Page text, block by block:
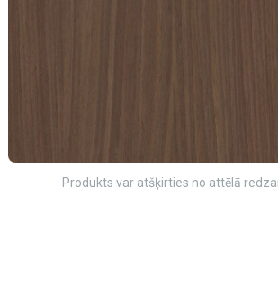
Produkts var atšķirties no attēlā